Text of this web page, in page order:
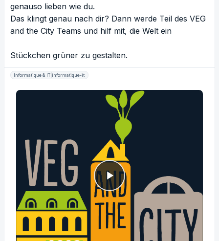
genauso lieben wie du.
Das klingt genau nach dir? Dann werde Teil des VEG
and the City Teams und hilf mit, die Welt ein
Stückchen grüner zu gestalten.
Informatique & IT|informatique-it